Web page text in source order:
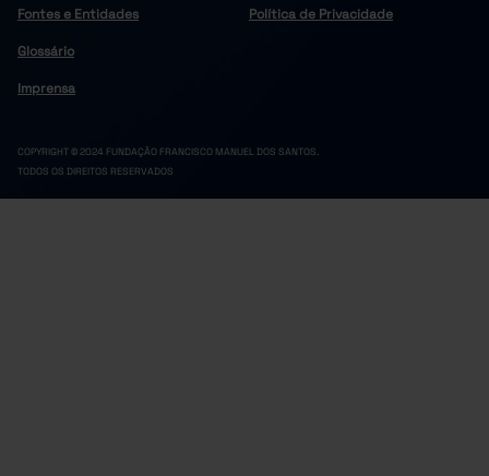
Fontes e Entidades
Glossário
Imprensa
Política de Privacidade
COPYRIGHT © 2024 FUNDAÇÃO FRANCISCO MANUEL DOS SANTOS.
TODOS OS DIREITOS RESERVADOS